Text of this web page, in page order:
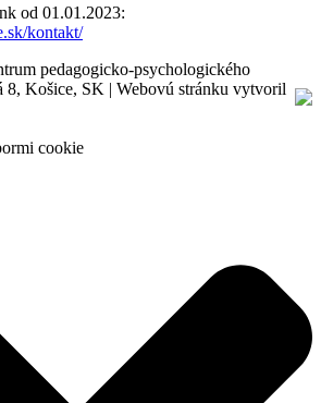
od 01.01.2023:
kontakt/
pedagogicko-psychologického
8, Košice, SK | Webovú stránku vytvoril
cookie